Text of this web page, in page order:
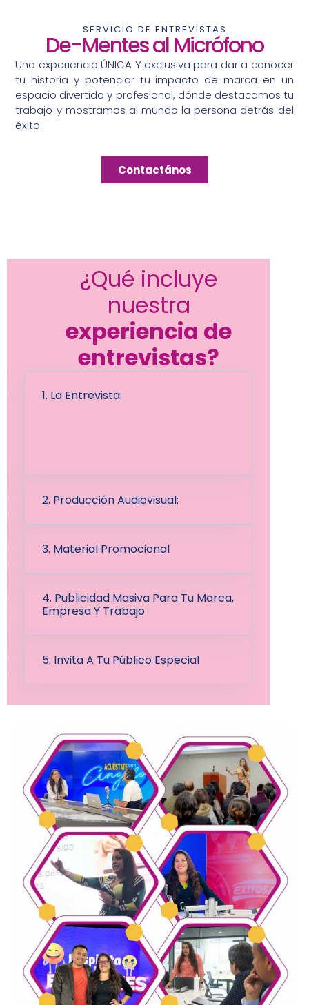
SERVICIO DE ENTREVISTAS
De-Mentes al Micrófono
Una experiencia ÚNICA Y exclusiva para dar a conocer
tu historia y potenciar tu impacto de marca en un
espacio divertido y profesional, dónde destacamos tu
trabajo y mostramos al mundola persona detrás del
éxito.
Contactános
¿Qué incluye
nuestra
experiencia de
entrevistas?
1. La Entrevista:
2. Producción Audiovisual:
3. Material Promocional
4. Publicidad Masiva Para Tu Marca,
Empresa Y Trabajo
5. Invita A Tu Público Especial